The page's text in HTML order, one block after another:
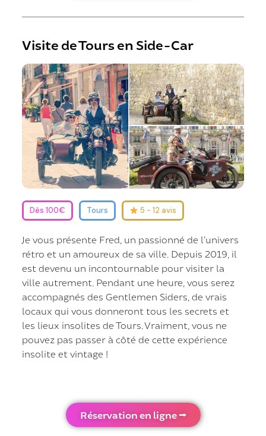
Visite de Tours en Side-Car
Dès 100€ Tours 5 - 12 avis
Je vous présente Fred, un passionné de l’univers
rétro et un amoureux de sa ville. Depuis 2019, il
est devenu un incontournable pour visiter la
ville autrement. Pendant une heure, vous serez
accompagnés des Gentlemen Siders, de vrais
locaux qui vous donneront tous les secrets et
les lieux insolites de Tours. Vraiment, vous ne
pouvez pas passer à côté de cette expérience
insolite et vintage !
Réservation en ligne ⭢